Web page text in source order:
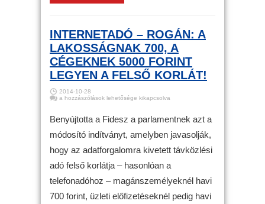
INTERNETADÓ – ROGÁN: A
LAKOSSÁGNAK 700, A
CÉGEKNEK 5000 FORINT
LEGYEN A FELSŐ KORLÁT!
2014-10-28
Internetadó
a
lakosságnak
700,
a
5000
forint
legyen
a
korlát!
a hozzászólások lehetősége kikapcsolva
Benyújtotta a Fidesz a parlamentnek azt a
módosító indítványt, amelyben javasolják,
hogy az adatforgalomra kivetett távközlési
adó felső korlátja – hasonlóan a
telefonadóhoz – magánszemélyeknél havi
700 forint, üzleti előfizetéseknél pedig havi